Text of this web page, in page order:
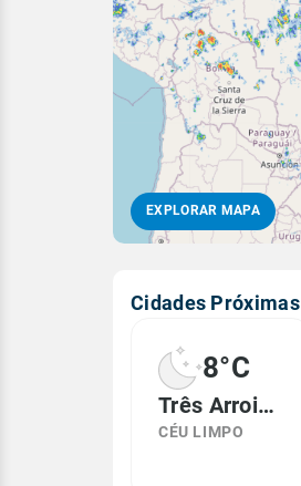
EXPLORAR MAPA
Cidades Próximas
8°C
Três Arroios, RS
CÉU LIMPO